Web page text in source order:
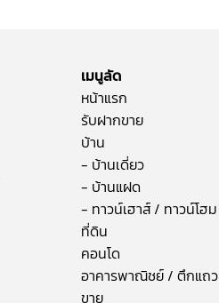
เมนูลัด
หน้าแรก
รับฝากขาย
บ้าน
- บ้านเดี่ยว
- บ้านแฝด
- ทาวน์เฮาส์ / ทาวน์โฮม
ที่ดิน
คอนโด
อาคารพาณิชย์ / ตึกแถว
ขาย